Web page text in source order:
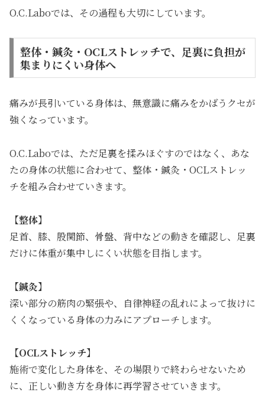
O.C.Laboでは、その過程も大切にしています。
整体・鍼灸・OCLストレッチで、足裏に負担が
集まりにくい身体へ
痛みが長引いている身体は、無意識に痛みをかばうクセが
強くなっています。
O.C.Laboでは、ただ足裏を揉みほぐすのではなく、あな
たの身体の状態に合わせて、整体・鍼灸・OCLストレッ
チを組み合わせていきます。
【整体】
足首、膝、股関節、骨盤、背中などの動きを確認し、足裏
だけに体重が集中しにくい状態を目指します。
【鍼灸】
深い部分の筋肉の緊張や、自律神経の乱れによって抜けに
くくなっている身体の力みにアプローチします。
【OCLストレッチ】
施術で変化した身体を、その場限りで終わらせないため
に、正しい動き方を身体に再学習させていきます。